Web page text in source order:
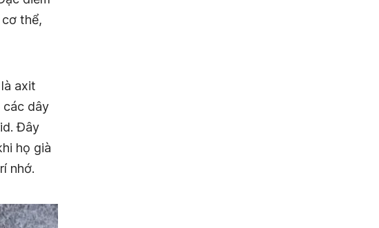
thể,
axit
các dây
Đây
họ già
nhớ.